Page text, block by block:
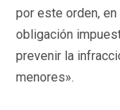
por este orden,
obligación
prevenir la
menores».